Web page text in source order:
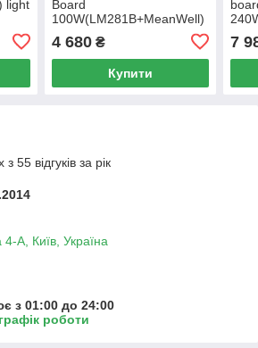
light
Board
100W(LM281B+MeanWell)
4 680₴
Купити
7
55 відгуків за рік
4-А, Київ, Україна
з 01:00 до 24:00
роботи